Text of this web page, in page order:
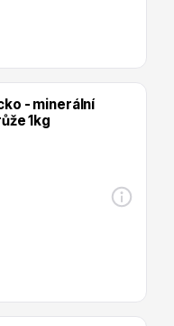
a řezané
- minerální
1kg